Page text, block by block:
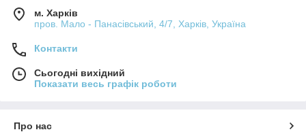
м. Харків
пров. Мало - Панасівський, 4/7, Харків, Україна
Контакти
Сьогодні вихідний
Показати весь графік роботи
Про нас